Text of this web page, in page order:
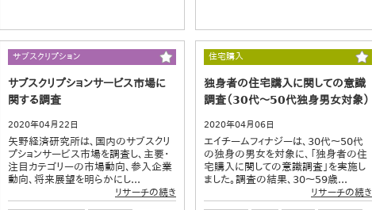
サブスクリプション
サブスクリプションサービス市場に
関する調査
2020年04月22日
矢野経済研究所は、国内のサブスクリ
プションサービス市場を調査し、主要・
注目カテゴリーの市場動向、参入企業
動向、将来展望を明らかにし...
リサーチの続き
住宅購入
独身者の住宅購入に関しての意識
調査（30代～50代独身男女対象）
2020年04月06日
エイチームフィナジーは、30代～50代
の独身の男女を対象に、「独身者の住
宅購入に関しての意識調査」を実施し
ました。調査の結果、30～59歳...
リサーチの続き